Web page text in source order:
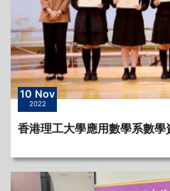
10 Nov
2022
香港理工大學應用數學系數